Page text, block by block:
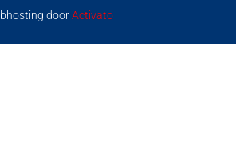
doorActivato